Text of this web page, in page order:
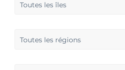
Toutes les îles
Toutes les régions